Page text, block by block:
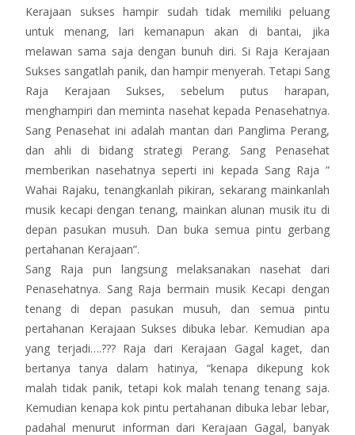
Kerajaan sukses hampir sudah tidak memiliki peluang
untuk menang, lari kemanapun akan di bantai, jika
melawan sama saja dengan bunuh diri. Si Raja Kerajaan
Sukses sangatlah panik, dan hampir menyerah. Tetapi Sang
Raja Kerajaan Sukses, sebelum putus harapan,
menghampiri dan meminta nasehat kepada Penasehatnya.
Sang Penasehat ini adalah mantan dari Panglima Perang,
dan ahli di bidang strategi Perang. Sang Penasehat
memberikan nasehatnya seperti ini kepada Sang Raja ”
Wahai Rajaku, tenangkanlah pikiran, sekarang mainkanlah
musik kecapi dengan tenang, mainkan alunan musik itu di
depan pasukan musuh. Dan buka semua pintu gerbang
pertahanan Kerajaan”.
Sang Raja pun langsung melaksanakan nasehat dari
Penasehatnya. Sang Raja bermain musik Kecapi dengan
tenang di depan pasukan musuh, dan semua pintu
pertahanan Kerajaan Sukses dibuka lebar. Kemudian apa
yang terjadi….??? Raja dari Kerajaan Gagal kaget, dan
bertanya tanya dalam hatinya, “kenapa dikepung kok
malah tidak panik, tetapi kok malah tenang tenang saja.
Kemudian kenapa kok pintu pertahanan dibuka lebar lebar,
padahal menurut informan dari Kerajaan Gagal, banyak